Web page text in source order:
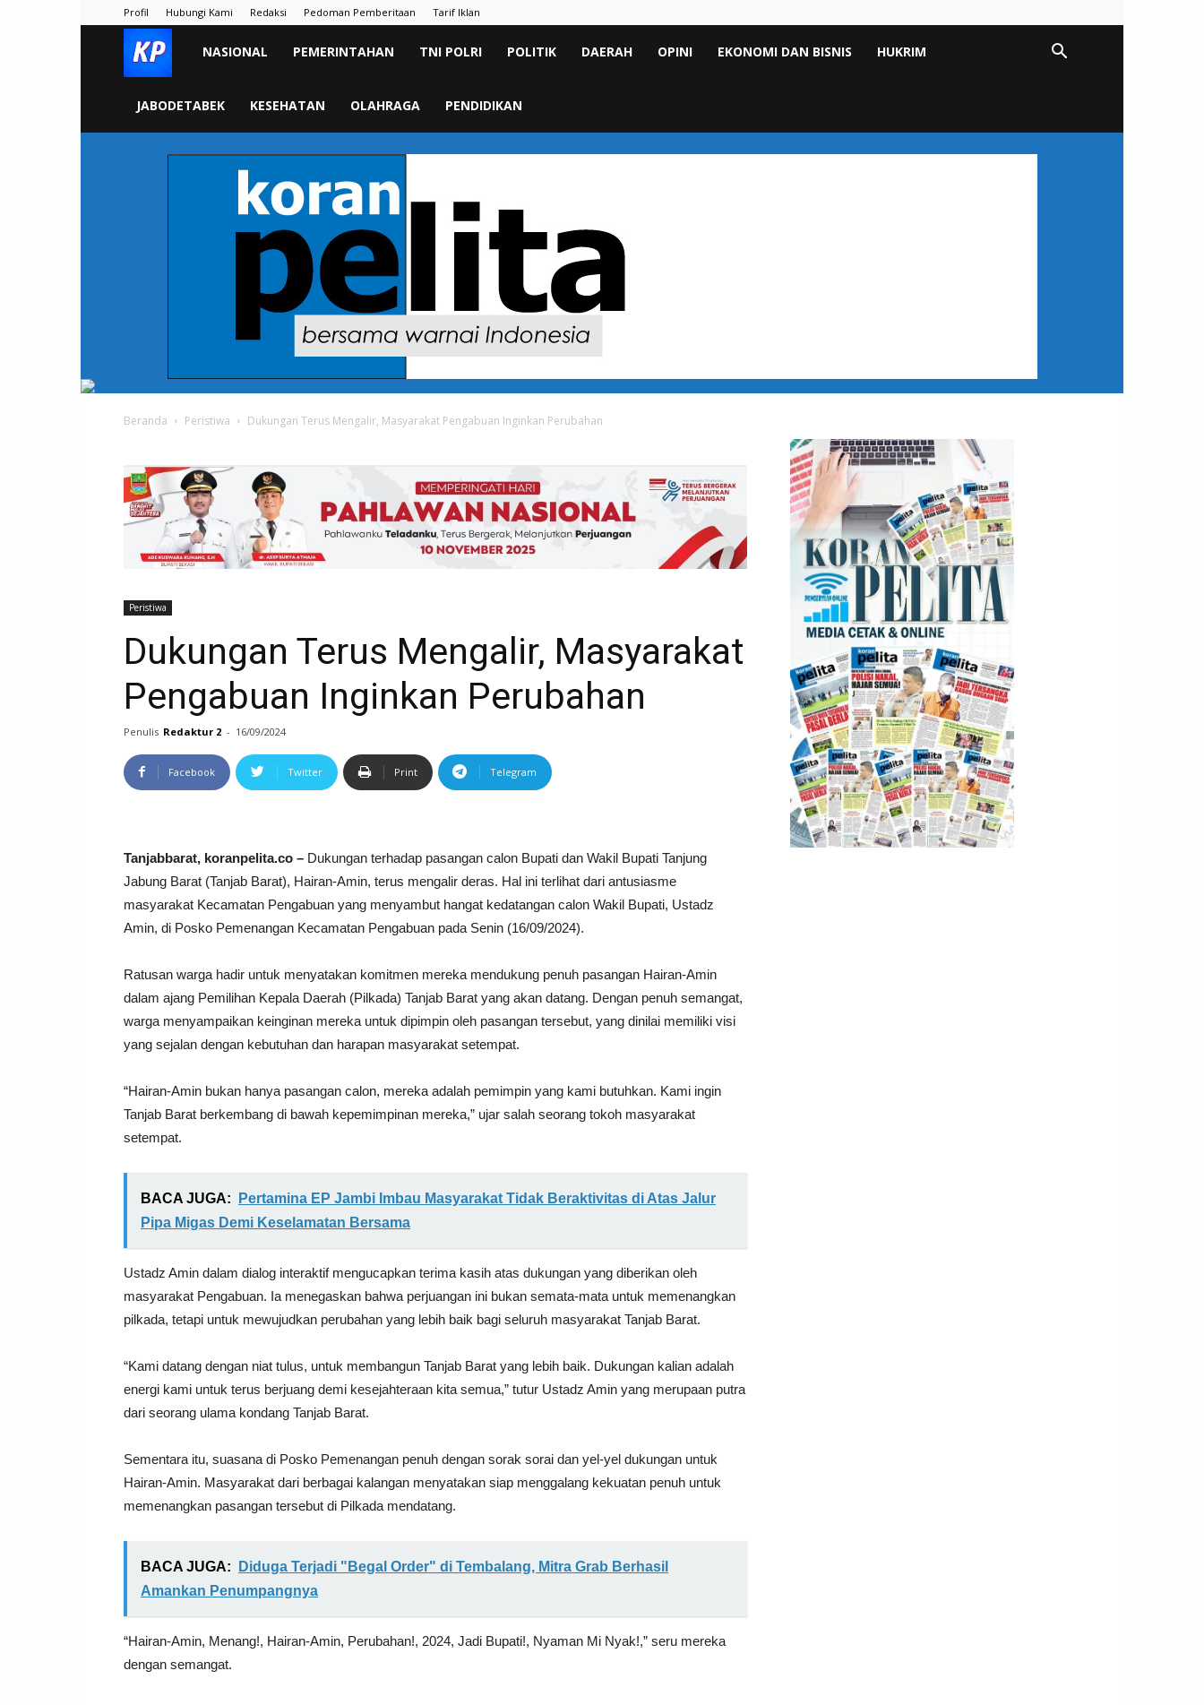
Profil Hubungi Kami Redaksi Pedoman Pemberitaan Tarif Iklan
KORAN
PELITA
NASIONAL PEMERINTAHAN TNI POLRI POLITIK DAERAH OPINI EKONOMI DAN BISNIS HUKRIM
JABODETABEK KESEHATAN OLAHRAGA PENDIDIKAN
Beranda Peristiwa Dukungan Terus Mengalir, Masyarakat Pengabuan Inginkan Perubahan
Peristiwa
Dukungan Terus Mengalir, Masyarakat
Pengabuan Inginkan Perubahan
Penulis Redaktur 2 - 16/09/2024
Facebook Twitter Print Telegram
Tanjabbarat, koranpelita.co – Dukungan terhadap pasangan calon Bupati dan Wakil Bupati Tanjung
Jabung Barat (Tanjab Barat), Hairan-Amin, terus mengalir deras. Hal ini terlihat dari antusiasme
masyarakat Kecamatan Pengabuan yang menyambut hangat kedatangan calon Wakil Bupati, Ustadz
Amin, di Posko Pemenangan Kecamatan Pengabuan pada Senin (16/09/2024).
Ratusan warga hadir untuk menyatakan komitmen mereka mendukung penuh pasangan Hairan-Amin
dalam ajang Pemilihan Kepala Daerah (Pilkada) Tanjab Barat yang akan datang. Dengan penuh semangat,
warga menyampaikan keinginan mereka untuk dipimpin oleh pasangan tersebut, yang dinilai memiliki visi
yang sejalan dengan kebutuhan dan harapan masyarakat setempat.
“Hairan-Amin bukan hanya pasangan calon, mereka adalah pemimpin yang kami butuhkan. Kami ingin
Tanjab Barat berkembang di bawah kepemimpinan mereka,” ujar salah seorang tokoh masyarakat
setempat.
BACA JUGA:
Pertamina EP Jambi Imbau Masyarakat Tidak Beraktivitas di Atas Jalur
Pipa Migas Demi Keselamatan Bersama
Ustadz Amin dalam dialog interaktif mengucapkan terima kasih atas dukungan yang diberikan oleh
masyarakat Pengabuan. Ia menegaskan bahwa perjuangan ini bukan semata-mata untuk memenangkan
pilkada, tetapi untuk mewujudkan perubahan yang lebih baik bagi seluruh masyarakat Tanjab Barat.
“Kami datang dengan niat tulus, untuk membangun Tanjab Barat yang lebih baik. Dukungan kalian adalah
energi kami untuk terus berjuang demi kesejahteraan kita semua,” tutur Ustadz Amin yang merupaan putra
dari seorang ulama kondang Tanjab Barat.
Sementara itu, suasana di Posko Pemenangan penuh dengan sorak sorai dan yel-yel dukungan untuk
Hairan-Amin. Masyarakat dari berbagai kalangan menyatakan siap menggalang kekuatan penuh untuk
memenangkan pasangan tersebut di Pilkada mendatang.
BACA JUGA:
Diduga Terjadi "Begal Order" di Tembalang, Mitra Grab Berhasil
Amankan Penumpangnya
“Hairan-Amin, Menang!, Hairan-Amin, Perubahan!, 2024, Jadi Bupati!, Nyaman Mi Nyak!,” seru mereka
dengan semangat.